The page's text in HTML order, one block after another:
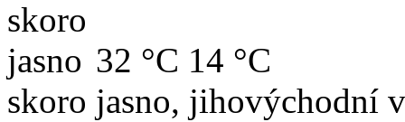
32 °C 14 °C
skoro jasno, jihovýchodní